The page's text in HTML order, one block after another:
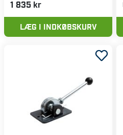
1 835 kr
LÆG I INDKØBSKURV